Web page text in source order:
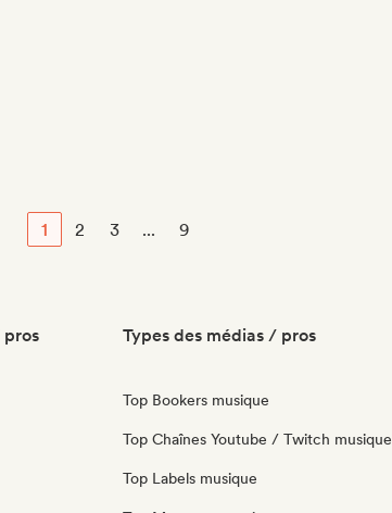
1 2 3 ... 9
pros Types des médias / pros
Top Bookers musique
Top Chaînes Youtube / Twitch musique
Top Labels musique